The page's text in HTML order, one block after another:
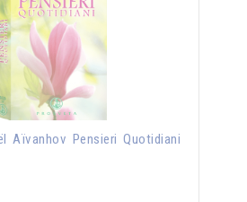
Aïvanhov Pensieri Quotidiani